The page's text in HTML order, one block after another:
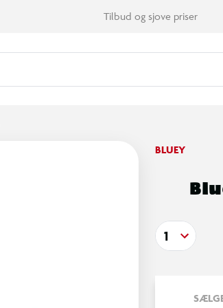
Tilbud og sjove priser
BLUEY
1